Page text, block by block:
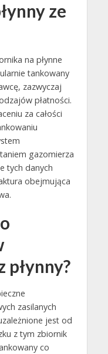
ze
na płynne
tankowany
zazwyczaj
płatności.
za całości
gazomierza
tych danych
obejmująca
płynny?
zasilanych
jest od
z tym zbiornik
co